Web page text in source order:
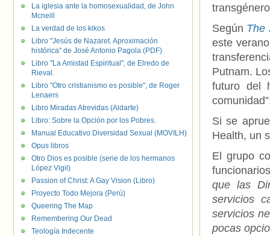
Según The
este
Putnam.
futuro del
Si se
Health, un
El grupo
que las
servicios
servicios
pocas
La iglesia ante la homosexualidad, de John
Mcneill
La verdad de los kikos
Libro "Jesús de Nazaret. Aproximación
histórica" de José Antonio Pagola (PDF)
Libro "La Amistad Espiritual", de Elredo de
Rieval.
Libro "Otro cristianismo es posible", de Roger
Lenaers
Libro Miradas Atrevidas (Aldarte)
Libro: Sobre la Opción por los Pobres.
Manual Educativo Diversidad Sexual (MOVILH)
Opus libros
Otro Dios es posible (serie de los hermanos
López Vigil)
Passion of Christ: A Gay Vision (Libro)
Proyecto Todo Mejora (Perú)
Queering The Map
Remembering Our Dead
Teología Indecente